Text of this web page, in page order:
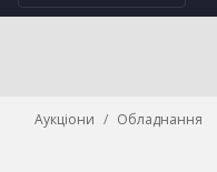
Аукціони Обладнання